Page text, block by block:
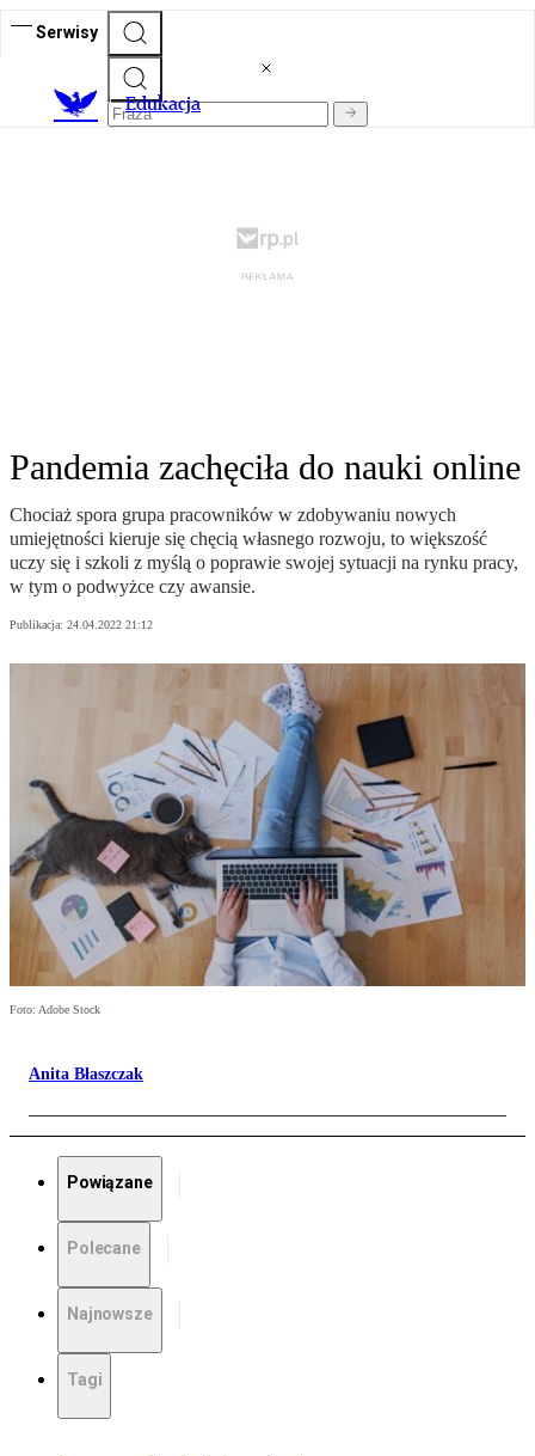
Serwisy
Edukacja
Pandemia zachęciła do nauki online
Chociaż spora grupa pracowników w zdobywaniu nowych
umiejętności kieruje się chęcią własnego rozwoju, to większość
uczy się i szkoli z myślą o poprawie swojej sytuacji na rynku pracy,
w tym o podwyżce czy awansie.
Publikacja: 24.04.2022 21:12
Foto: Adobe Stock
Anita Błaszczak
Powiązane
Polecane
Najnowsze
Tagi